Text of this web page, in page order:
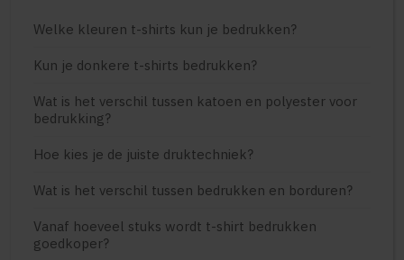
Welke kleuren t-shirts kun je bedrukken?
Kun je donkere t-shirts bedrukken?
Wat is het verschil tussen katoen en polyester voor
bedrukking?
Hoe kies je de juiste druktechniek?
Wat is het verschil tussen bedrukken en borduren?
Vanaf hoeveel stuks wordt t-shirt bedrukken
goedkoper?